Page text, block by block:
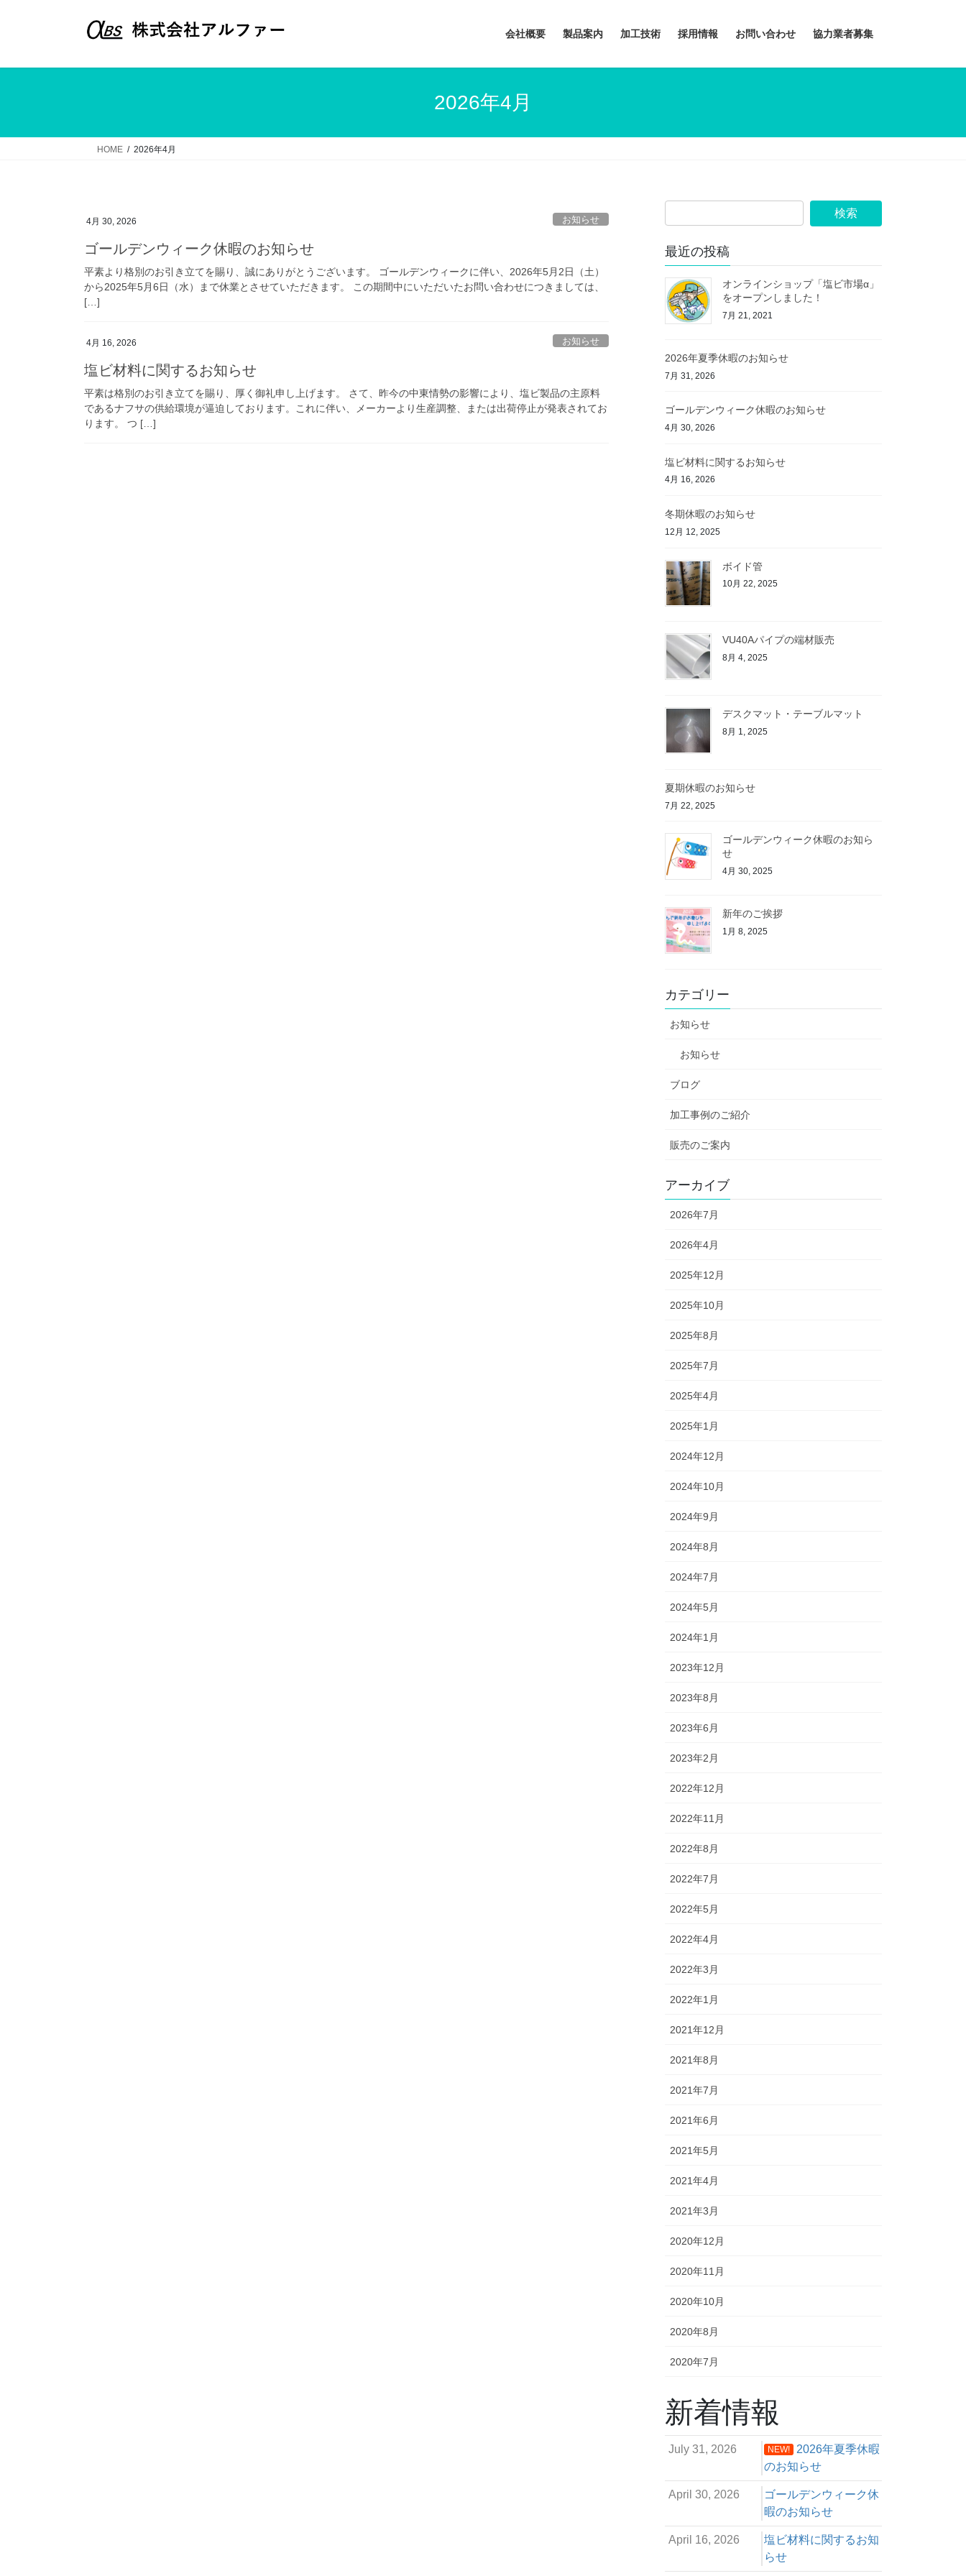
会社概要 製品案内 加工技術 採用情報 お問い合わせ 協力業者募集
2026年4月
HOME 2026年4月
4月 30, 2026 お知らせ
ゴールデンウィーク休暇のお知らせ
平素より格別のお引き立てを賜り、誠にありがとうございます。 ゴールデンウィークに伴い、2026年5月2日（土）
から2025年5月6日（水）まで休業とさせていただきます。 この期間中にいただいたお問い合わせにつきましては、
[…]
4月 16, 2026 お知らせ
塩ビ材料に関するお知らせ
平素は格別のお引き立てを賜り、厚く御礼申し上げます。 さて、昨今の中東情勢の影響により、塩ビ製品の主原料
であるナフサの供給環境が逼迫しております。これに伴い、メーカーより生産調整、または出荷停止が発表されてお
ります。 つ […]
最近の投稿
オンラインショップ「塩ビ市場α」
をオープンしました！
7月 21, 2021
2026年夏季休暇のお知らせ
7月 31, 2026
ゴールデンウィーク休暇のお知らせ
4月 30, 2026
塩ビ材料に関するお知らせ
4月 16, 2026
冬期休暇のお知らせ
12月 12, 2025
ボイド管
10月 22, 2025
VU40Aパイプの端材販売
8月 4, 2025
デスクマット・テーブルマット
8月 1, 2025
夏期休暇のお知らせ
7月 22, 2025
ゴールデンウィーク休暇のお知ら
せ
4月 30, 2025
新年のご挨拶
1月 8, 2025
カテゴリー
お知らせ
お知らせ
ブログ
加工事例のご紹介
販売のご案内
アーカイブ
2026年7月
2026年4月
2025年12月
2025年10月
2025年8月
2025年7月
2025年4月
2025年1月
2024年12月
2024年10月
2024年9月
2024年8月
2024年7月
2024年5月
2024年1月
2023年12月
2023年8月
2023年6月
2023年2月
2022年12月
2022年11月
2022年8月
2022年7月
2022年5月
2022年4月
2022年3月
2022年1月
2021年12月
2021年8月
2021年7月
2021年6月
2021年5月
2021年4月
2021年3月
2020年12月
2020年11月
2020年10月
2020年8月
2020年7月
新着情報
July 31, 2026 NEW!
2026年夏季休暇
のお知らせ
April 30, 2026
ゴールデンウィーク休
暇のお知らせ
April 16, 2026
塩ビ材料に関するお知
らせ